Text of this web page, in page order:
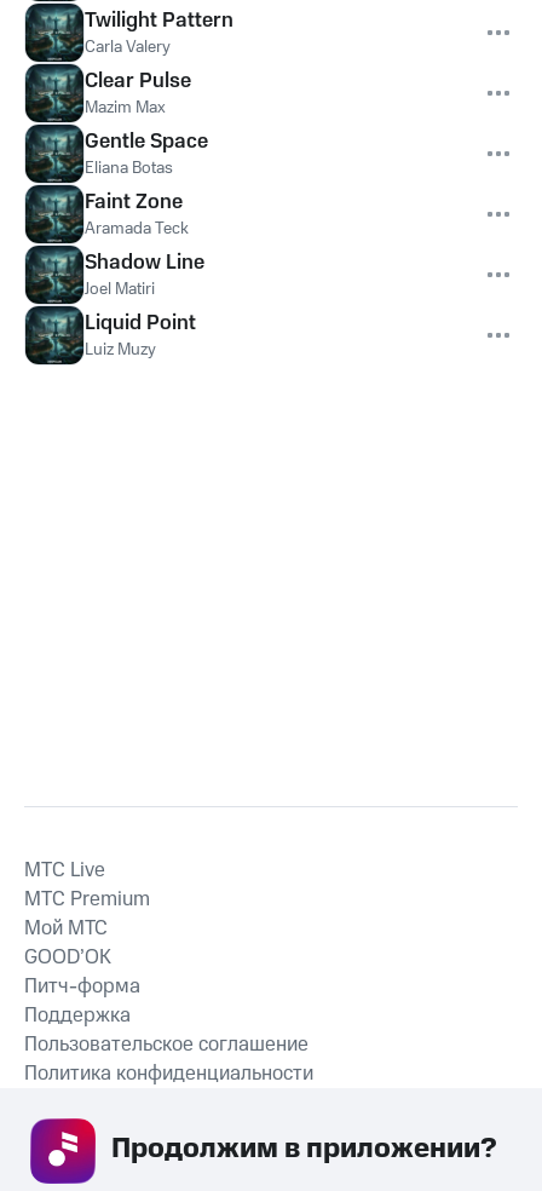
Twilight Pattern
Carla Valery
Clear Pulse
Mazim Max
Gentle Space
Eliana Botas
Faint Zone
Aramada Teck
Shadow Line
Joel Matiri
Liquid Point
Luiz Muzy
СКАЧАТЬ ПРИЛОЖЕНИЕ
MTС Live
MTС Premium
Мой МТС
GOOD’OK
Питч-форма
Поддержка
Пользовательское соглашение
Политика конфиденциальности